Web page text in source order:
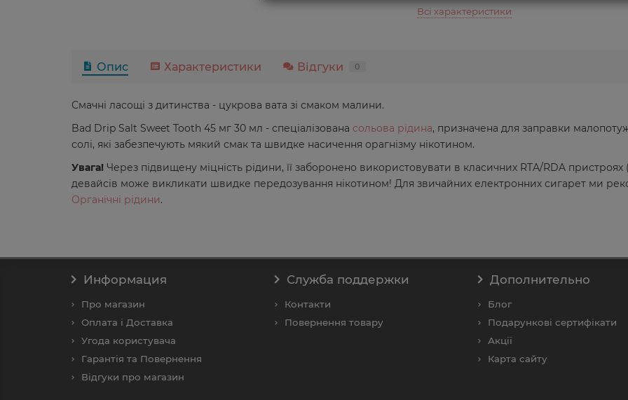
Всі характеристики
Опис Характеристики Відгуки 0
Смачні ласощі з дитинства - цукрова вата зі смаком малини.
Bad Drip Salt Sweet Tooth 45 мг 30 мл - спеціалізована сольова рідина, призначена для заправки
солі, які забезпечують мякий смак та швидке насичення орагнізму нікотином.
Увага! Через підвищену міцність рідини, її заборонено використовувати в класичних RTA/RDA
девайсів може викликати швидке передозування нікотином! Для звичайних електронних сигарет ми
Органічні рідини.
Информация
Про магазин
Оплата і Доставка
Угода користувача
Гарантія та Повернення
Відгуки про магазин
Служба поддержки
Контакти
Повернення товару
Дополнительно
Блог
Подарункові сертифікати
Акції
Карта сайту